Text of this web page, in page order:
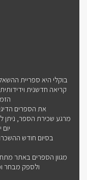
בוקלי היא ספריית
קריאה חדשנית
את הספרים
בסיום חודש
מגוון הספרים באתר
ולספק מבחר